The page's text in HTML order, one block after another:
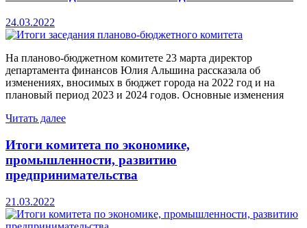
24.03.2022
На планово-бюджетном комитете 23 марта директор
департамента финансов Юлия Альшина рассказала об
изменениях, вносимых в бюджет города на 2022 год и на
плановый период 2023 и 2024 годов. Основные изменения
Читать далее
Итоги комитета по экономике,
промышленности, развитию
предпринимательства
21.03.2022